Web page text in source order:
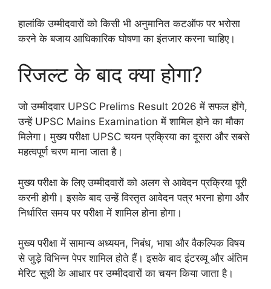
हालांकि उम्मीदवारों को किसी भी अनुमानित कटऑफ पर भरोसा
करने के बजाय आधिकारिक घोषणा का इंतजार करना चाहिए।
रिजल्ट के बाद क्या होगा?
जो उम्मीदवार UPSC Prelims Result 2026 में सफल होंगे,
उन्हें UPSC Mains Examination में शामिल होने का मौका
मिलेगा। मुख्य परीक्षा UPSC चयन प्रक्रिया का दूसरा और सबसे
महत्वपूर्ण चरण माना जाता है।
मुख्य परीक्षा के लिए उम्मीदवारों को अलग से आवेदन प्रक्रिया पूरी
करनी होगी। इसके बाद उन्हें विस्तृत आवेदन पत्र भरना होगा और
निर्धारित समय पर परीक्षा में शामिल होना होगा।
मुख्य परीक्षा में सामान्य अध्ययन, निबंध, भाषा और वैकल्पिक विषय
से जुड़े विभिन्न पेपर शामिल होते हैं। इसके बाद इंटरव्यू और अंतिम
मेरिट सूची के आधार पर उम्मीदवारों का चयन किया जाता है।